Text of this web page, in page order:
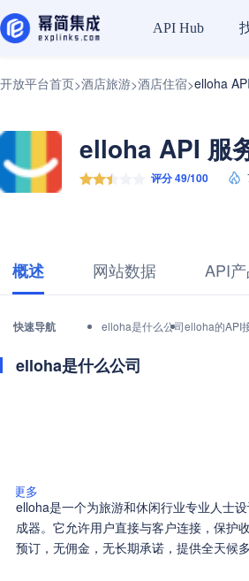
API Hub
开放平台首页>酒店旅游>酒店住宿>elloha
elloha API 服
评分 49/100
概述 网站数据 API
快速导航 elloha是什么公司elloha的API
elloha是什么公司
更多
elloha是一个为旅游和休闲行业专业人士
成器。它允许用户直接与客户连接，保护
预订，无佣金，无长期承诺，提供全天候